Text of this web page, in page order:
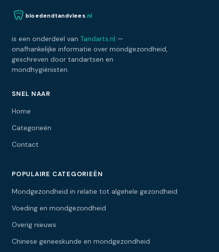
bloedendtandvlees.nl
is een onderdeel van Tandarts.nl —
onafhankelijke informatie over mondgezondheid,
geschreven door tandartsen en
mondhygiënisten.
SNEL NAAR
Home
Categorieën
Contact
POPULAIRE CATEGORIEËN
Mondgezondheid in relatie tot algehele gezondheid
Voeding en mondgezondheid
Overig nieuws
Chinese geneeskunde en mondgezondheid